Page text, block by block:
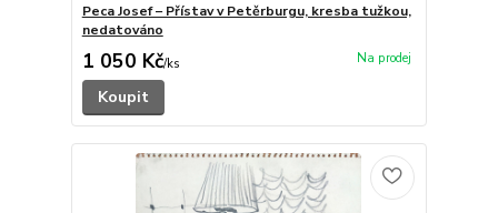
Peca Josef – Přístav v Petěrburgu, kresba tužkou,
nedatováno
1 050 Kč/ks
Koupit